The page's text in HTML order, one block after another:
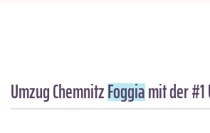
Umzug ChemnitzFoggiamit der